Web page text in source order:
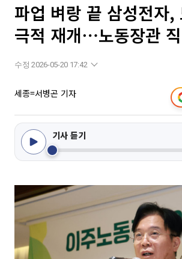
파업 벼랑 끝 삼성전자,
극적 재개⋯노동장관
수정 2026-05-20 17:42
세종=서병곤 기자
기사 듣기